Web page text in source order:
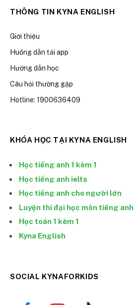
THÔNG TIN KYNA ENGLISH
Giới thiệu
Huống dẫn tải app
Hướng dẫn học
Câu hỏi thường gặp
Hotline: 1900636409
KHÓA HỌC TẠI KYNA ENGLISH
Học tiếng anh 1 kèm 1
Học tiếng anh ielts
Học tiếng anh cho người lớn
Luyện thi đại học môn tiếng anh
Học toán 1 kèm 1
Kyna English
SOCIAL KYNAFORKIDS